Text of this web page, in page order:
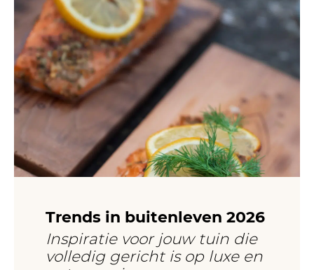
Trends in buitenleven 2026
Inspiratie voor jouw tuin die
volledig gericht is op luxe en